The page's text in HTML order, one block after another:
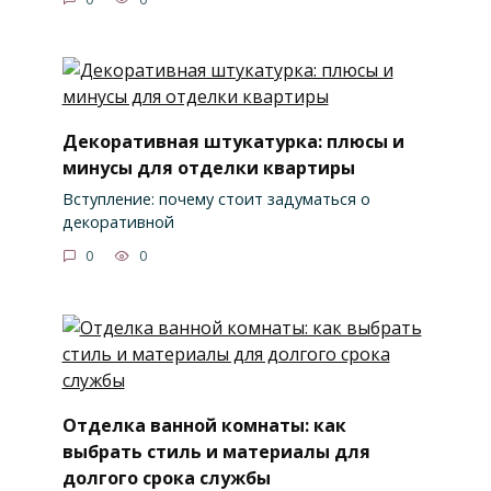
Декоративная штукатурка: плюсы и
минусы для отделки квартиры
Вступление: почему стоит задуматься о
декоративной
0 0
Отделка ванной комнаты: как
выбрать стиль и материалы для
долгого срока службы